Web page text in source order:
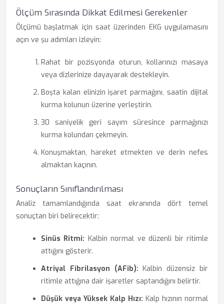
Ölçüm Sırasında Dikkat Edilmesi Gerekenler
Ölçümü başlatmak için saat üzerinden EKG uygulamasını
açın ve şu adımları izleyin:
Rahat bir pozisyonda oturun, kollarınızı masaya
veya dizlerinize dayayarak destekleyin.
Boşta kalan elinizin işaret parmağını, saatin dijital
kurma kolunun üzerine yerleştirin.
30 saniyelik geri sayım süresince parmağınızı
kurma kolundan çekmeyin.
Konuşmaktan, hareket etmekten ve derin nefes
almaktan kaçının.
Sonuçların Sınıflandırılması
Analiz tamamlandığında saat ekranında dört temel
sonuçtan biri belirecektir:
Sinüs Ritmi: Kalbin normal ve düzenli bir ritimle
attığını gösterir.
Atriyal Fibrilasyon (AFib): Kalbin düzensiz bir
ritimle attığına dair işaretler saptandığını belirtir.
Düşük veya Yüksek Kalp Hızı: Kalp hızının normal